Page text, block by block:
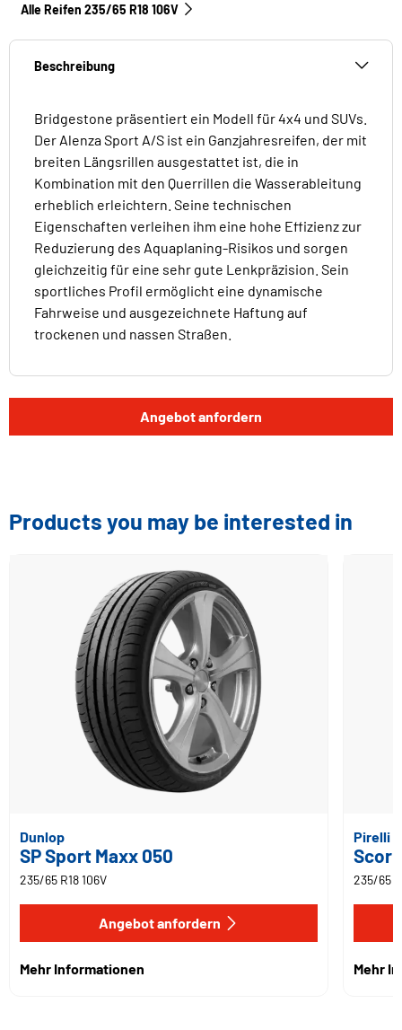
Alle Reifen‎ 235/65 R18 106V
Beschreibung
Bridgestone präsentiert ein Modell für 4x4 und SUVs.
Der Alenza Sport A/S ist ein Ganzjahresreifen, der mit
breiten Längsrillen ausgestattet ist, die in
Kombination mit den Querrillen die Wasserableitung
erheblich erleichtern. Seine technischen
Eigenschaften verleihen ihm eine hohe Effizienz zur
Reduzierung des Aquaplaning-Risikos und sorgen
gleichzeitig für eine sehr gute Lenkpräzision. Sein
sportliches Profil ermöglicht eine dynamische
Fahrweise und ausgezeichnete Haftung auf
trockenen und nassen Straßen.
Angebot anfordern
Products you may be interested in
Dunlop
SP Sport Maxx 050
235/65 R18 106V
Angebot anfordern
Mehr Informationen
Pirelli
235/65
Mehr